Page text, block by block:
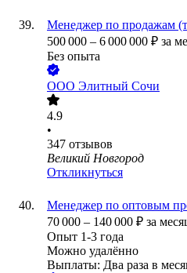
Менеджер по продажам
500 000 – 6 000 000 ₽ за
Без опыта
ООО Элитный Сочи
4.9
•
347 отзывов
Великий Новгород
Откликнуться
Менеджер по оптовым
70 000 – 140 000 ₽ за
Опыт 1-3 года
Можно удалённо
Выплаты: Два раза в